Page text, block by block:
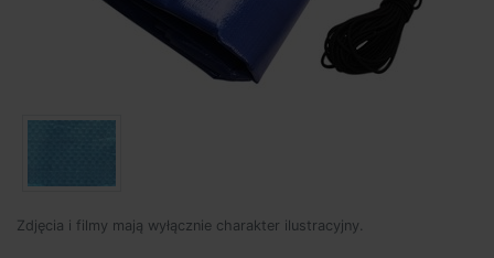
Zdjęcia i filmy mają wyłącznie charakter ilustracyjny.